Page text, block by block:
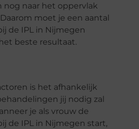
nog naar het oppervlak
moet je een aantal
de IPL in Nijmegen
beste resultaat.
is het afhankelijk
jij nodig zal
je als vrouw de
de IPL in Nijmegen start,